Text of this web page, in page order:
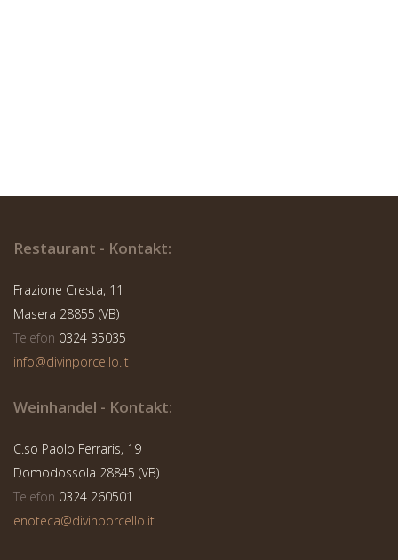
MORTADELLA
OSSOLANA
WURSTWAREN
In den Warenkorb
Restaurant - Kontakt:
Frazione Cresta, 11
Masera 28855 (VB)
Telefon 0324 35035
info@divinporcello.it
Weinhandel - Kontakt:
C.so Paolo Ferraris, 19
Domodossola 28845 (VB)
Telefon 0324 260501
enoteca@divinporcello.it